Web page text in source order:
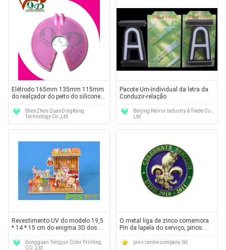
Elétrodo 165mm 135mm 115mm
do realçador do peito do silicone
de QD-GJB004P
ShenZhen QuanDingKang
Technology Co.,Ltd
Pacote Um-individual da letra da
Conduzir-relação
Beijing Nairui Industry & Trade Co.,
Ltd
Revestimento UV do modelo 19,5
* 14 * 15 cm do enigma 3D dos
doces AHOP da espuma mini
Dongguan Tengjun Color Printing
CO.,Ltd
O metal liga de zinco comemora
Pin da lapela do serviço, pinos
macios do esmalte com cristal de
rocha, ouro chapeado
pins centre company ltd